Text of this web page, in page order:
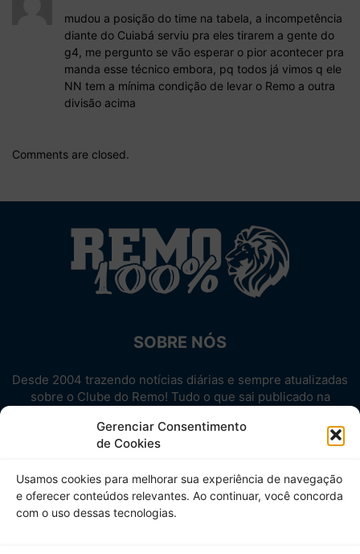
Gerenciar Consentimento
de Cookies
Usamos cookies para melhorar sua experiência de navegação
e oferecer conteúdos relevantes. Ao continuar, você concorda
com o uso dessas tecnologias.
mudou a posição do time na tabela, a incompetência
diante do Cuiabá serviu pra eles tirarem a gente do
g4, me pergunto se vão esperar o pior acontecer pra
manda esse técnico embora, pq todos já vimos q ele
NN tem a mínima condição de levar o Remo a outra
divisão acima
Comments are closed.
SOBRE NÓS
Desde 2004 trazendo notícias diárias e sempre atualizadas
sobre o Clube do Remo! Tudo o que sai publicado na
Aproveite! Site não-oficial.
SIGA-NOS